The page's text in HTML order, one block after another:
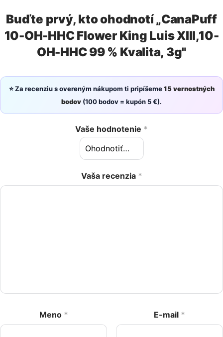
Buďte prvý, kto ohodnotí „CanaPuff
10-OH-HHC Flower King Luis XIII,10-
OH-HHC 99 % Kvalita, 3g"
⭐ Za recenziu s overeným nákupom ti pripíšeme15 vernostných
bodov (100 bodov = kupón 5 €).
Vaše hodnotenie *
Vaša recenzia *
Meno * E-mail *